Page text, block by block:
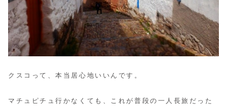
クスコって、本当居心地いいんです。
マチュピチュ行かなくても、これが普段の一人長旅だった